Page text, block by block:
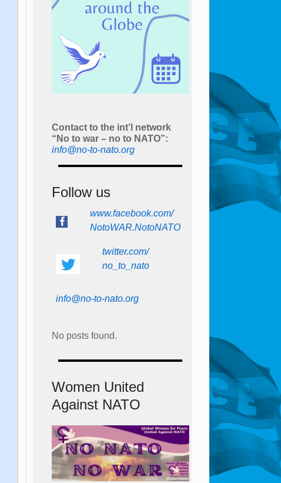
Contact to the int’l network
“No to war – no to NATO”:
info@no-to-nato.org
Follow us
www.facebook.com/
NotoWAR.NotoNATO
twitter.com/
no_to_nato
info@no-to-nato.org
No posts found.
Women United
Against NATO